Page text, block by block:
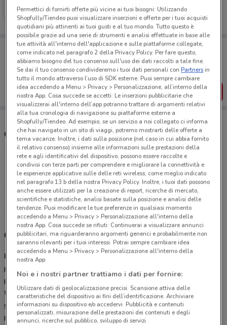
Scade il 26/08 20.6 km
Porta DoveConviene sempre con te!
Puoi trovare le migliori offerte dei negozi vicino a te,
salvarle e creare la tua lista del risparmio, comodamente
dal tuo cellulare.
SCARICA L’APP
Orari e negozi Bimbo Store
Via F. Ialenti, 6 Terni
20.6 km
CHIUSO
Tutti i negozi Bimbo Store
Catalogo premi e promozioni Bimbo Store
Bimbo Store è la catena di negozi specializzata nella vendita di
prodotti per la prima infanzia presente in molte regioni italiane con
punti vendita diretti o franchising.
Da Bimbo Store
tutto ciò che ti occorre per la cura del tuo bambino fin dai primi
giorni di vita. Consulta ilvolantino Bimbo Storeper scoprire tutti i
prodotti in offerta su DoveConviene.it.
Permettici di fornirti offerte più vicine ai tuoi bisogni: Utilizzando
Shopfully/Tiendeo puoi visualizzare inserzioni e offerte per i tuoi acquisti
quotidiani più attinenti ai tuoi gusti e al tuo mondo. Tutto questo è
possibile grazie ad una serie di strumenti e analisi effettuate in base alle
tue attività all'interno dell'applicazione e sulle piattaforme collegate,
come indicato nel paragrafo 2 della Privacy Policy. Per fare questo,
abbiamo bisogno del tuo consenso sull'uso dei dati raccolti a tale fine.
Se dai il tuo consenso condivideremo i tuoi dati personali conPartnersin
tutto il mondo attraverso l’uso di SDK esterne. Puoi sempre cambiare
idea accedendo a Menu > Privacy > Personalizzazione, all’interno della
nostra App. Cosa succede se accetti: Le inserzioni pubblicitarie che
visualizzerai all'interno dell’app potranno trattare di argomenti relativi
alla tua cronologia di navigazione su piattaforme esterne a
Shopfully/Tiendeo. Ad esempio, se un servizio a noi collegato ci informa
che hai navigato in un sito di viaggi, potremo mostrarti delle offerte a
tema vacanze. Inoltre, i dati sulla posizione (nel caso in cui abbia fornito
il relativo consenso) insieme alle informazioni sulle prestazioni della
rete e agli identificativi del dispositivo, possono essere raccolte e
condivisi con terze parti per comprendere e migliorare la connettività e
le esperienze applicative sulle delle reti wireless, come meglio indicato
nel paragrafo 13.b della nostra Privacy Policy. Inoltre, i tuoi dati possono
anche essere utilizzati per la creazione di report, ricerche di mercato,
scientifiche e statistiche, analisi basate sulla posizione e analisi delle
tendenze. Puoi modificare le tue preferenze in qualsiasi momento
accedendo a Menu > Privacy > Personalizzazione all'interno della
nostra App. Cosa succede se rifiuti: Continuerai a visualizzare annunci
pubblicitari, ma riguarderanno argomenti generici e probabilmente non
saranno rilevanti per i tuoi interessi. Potrai sempre cambiare idea
accedendo a Menu > Privacy > Personalizzazione all'interno della
nostra App.
Noi e i nostri partner trattiamo i dati per fornire:
Utilizzare dati di geolocalizzazione precisi. Scansione attiva delle
caratteristiche del dispositivo ai fini dell’identificazione. Archiviare
informazioni su dispositivo e/o accedervi. Pubblicità e contenuti
personalizzati, misurazione delle prestazioni dei contenuti e degli
annunci, ricerche sul pubblico, sviluppo di servizi.